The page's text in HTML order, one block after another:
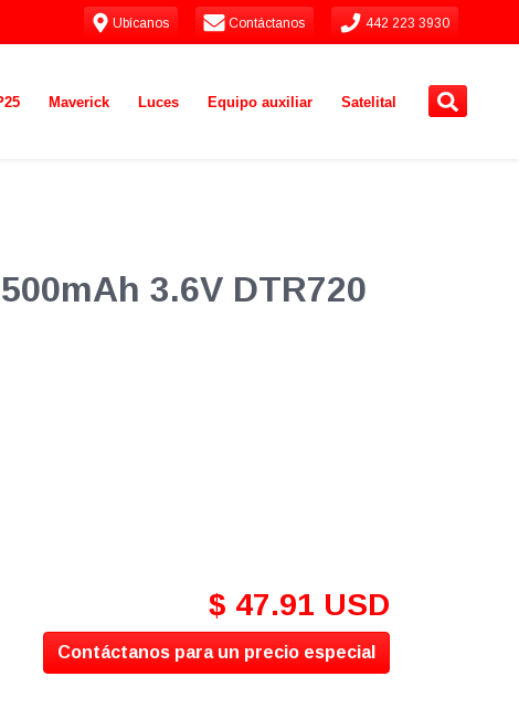
Ubícanos Contáctanos 442 223 3930
Maverick Luces Equipo auxiliar Satelital
3.6V DTR720
$ 47.91 USD
Contáctanos para un precio especial